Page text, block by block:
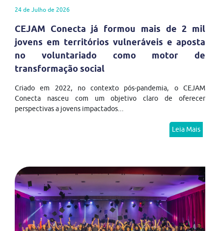
24 de Julho de 2026
CEJAM Conecta já formou mais de 2 mil
jovens em territórios vulneráveis e aposta
no voluntariado como motor de
transformação social
Criado em 2022, no contexto pós-pandemia, o CEJAM
Conecta nasceu com um objetivo claro de oferecer
perspectivas a jovens impactados...
Leia Mais